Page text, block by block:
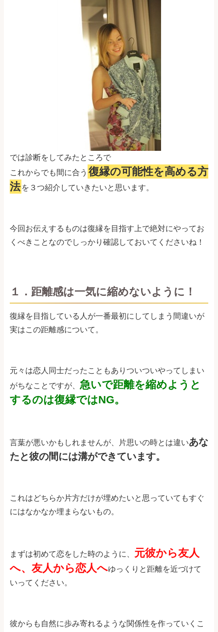
では診断をしてみたところで
これからでも間に合う 復縁の可能性を高める方
法 を３つ紹介していきたいと思います。
今回お伝えするものは復縁を目指す上で絶対にやってお
くべきことなのでしっかり確認しておいてくださいね！
１．距離感は一気に縮めないように！
復縁を目指している人が一番最初にしてしまう間違いが
実はこの距離感について。
元々は恋人同士だったこともありついついやってしまい
がちなことですが、 急いで距離を縮めようと
するのは復縁ではNG。
言葉が悪いかもしれませんが、片思いの時とは違いあな
たと彼の間には溝ができています。
これはどちらか片方だけが埋めたいと思っていてもすぐ
にはなかなか埋まらないもの。
まずは初めて恋をした時のように、 元彼から友人
へ、友人から恋人へゆっくりと距離を近づけて
いってください。
彼からも自然に歩み寄れるような関係性を作っていくこ